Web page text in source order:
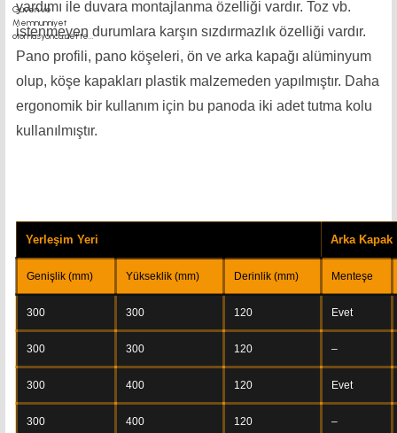
yardımı ile duvara montajlanma özelliği vardır. Toz vb.
istenmeyen durumlara karşın sızdırmazlık özelliği vardır.
Pano profili, pano köşeleri, ön ve arka kapağı alüminyum
olup, köşe kapakları plastik malzemeden yapılmıştır. Daha
ergonomik bir kullanım için bu panoda iki adet tutma kolu
kullanılmıştır.
Yerleşim Yeri Arka Kapak
Genişlik (mm) Yükseklik (mm) Derinlik (mm) Menteşe
300 300 120 Evet
300 300 120 –
300 400 120 Evet
300 400 120 –